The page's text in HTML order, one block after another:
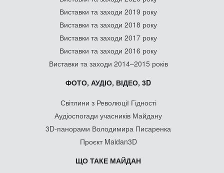
Виставки та заходи 2019 року
Виставки та заходи 2018 року
Виставки та заходи 2017 року
Виставки та заходи 2016 року
Виставки та заходи 2014–2015 років
ФОТО, АУДІО, ВІДЕО, 3D
Світлини з Революції Гідності
Аудіоспогади учасників Майдану
3D-панорами Володимира Писаренка
Проєкт Maidan3D
ЩО ТАКЕ МАЙДАН